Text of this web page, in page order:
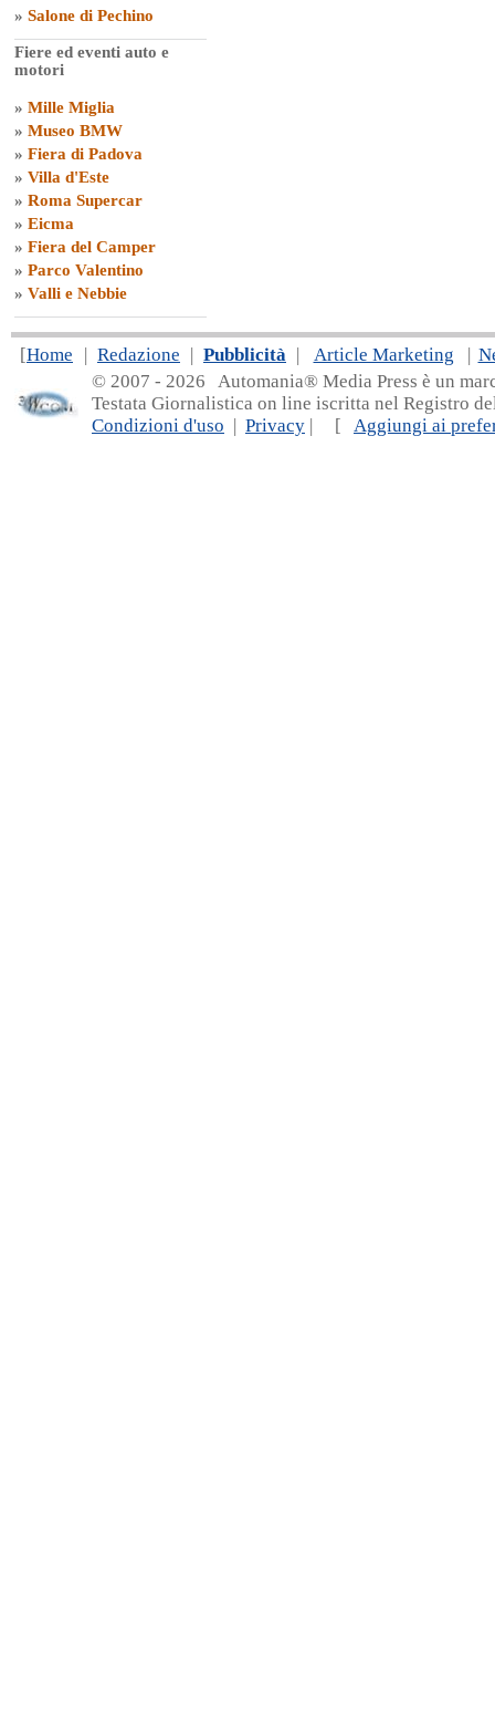
» Salone di Pechino
Fiere ed eventi auto e
motori
» Mille Miglia
» Museo BMW
» Fiera di Padova
» Villa d'Este
» Roma Supercar
» Eicma
» Fiera del Camper
» Parco Valentino
» Valli e Nebbie
[Home | Redazione | Pubblicità | Article Marketing |
© 2007 - 2026 Automania® Media Press è un
Testata Giornalistica on line iscritta nel Registro
Condizioni d'uso | Privacy | [ Aggiungi ai